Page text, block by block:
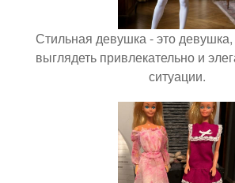
Стильная девушка - это девушка,
выглядеть привлекательно и
ситуации.